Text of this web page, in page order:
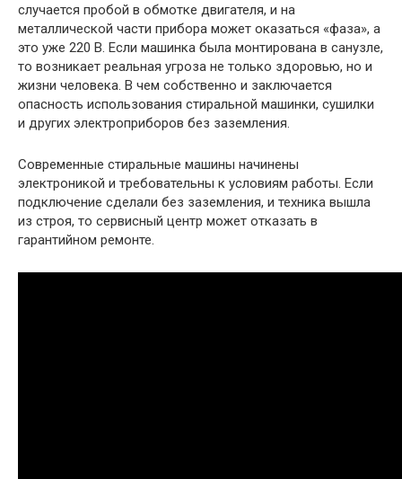
случается пробой в обмотке двигателя, и на
металлической части прибора может оказаться «фаза», а
это уже 220 В. Если машинка была монтирована в санузле,
то возникает реальная угроза не только здоровью, но и
жизни человека. В чем собственно и заключается
опасность использования стиральной машинки, сушилки
и других электроприборов без заземления.
Современные стиральные машины начинены
электроникой и требовательны к условиям работы. Если
подключение сделали без заземления, и техника вышла
из строя, то сервисный центр может отказать в
гарантийном ремонте.